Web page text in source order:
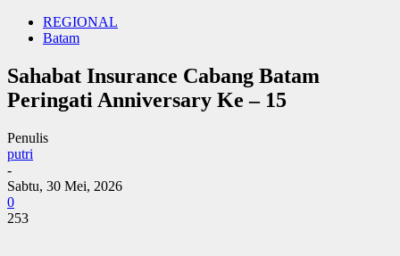
REGIONAL
Batam
Sahabat Insurance Cabang Batam
Peringati Anniversary Ke – 15
Penulis
putri
-
Sabtu, 30 Mei, 2026
0
253